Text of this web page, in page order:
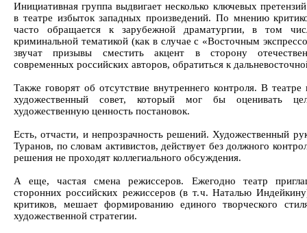
Инициативная группа выдвигает несколько ключевых
в театре избыток западных произведений. По мнению
часто обращается к зарубежной драматургии, в том
криминальной тематикой (как в случае с «Восточным
звучат призывы сместить акцент в сторону
современных российских авторов, обратиться к
Также говорят об отсутствие внутреннего контроля. В
художественный совет, который мог бы оценивать
художественную ценность постановок.
Есть, отчасти, и непрозрачность решений. Художественный
Туранов, по словам активистов, действует без должного
решения не проходят коллегиального обсуждения.
А еще, частая смена режиссеров. Ежегодно театр
сторонних российских режиссеров (в т. ч. Наталью
критиков, мешает формированию единого творческого
художественной стратегии.